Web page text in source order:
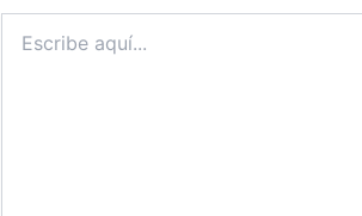
aquí...